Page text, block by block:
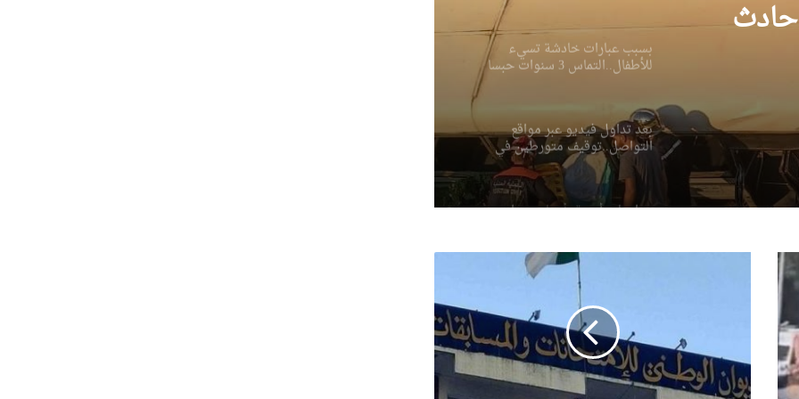
حادث
3 سنوات حبسا
بعد تداول فيديو عبر مواقع
التواصل..توقيف متورطين في
الكيفان
مداهمات أمنية بأحياء وهران
تطيح بمروجين ومبحوث عنهم
وتحجز مخدرات وأسلحة بيضاء
شرطية بالبليدة
وفاة أربعة أطفال غرقا في حوض
مائي بولاية سطيف
باتنة: ضبط 24000 كبسولة
المتداول
بخصوص
إعلان